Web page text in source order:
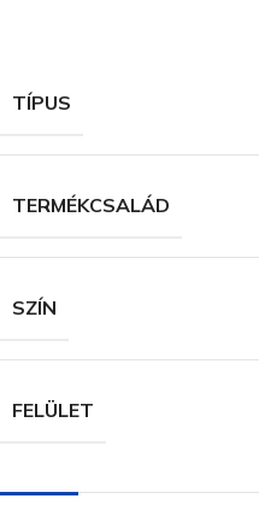
TÍPUS
TERMÉKCSALÁD
SZÍN
FELÜLET